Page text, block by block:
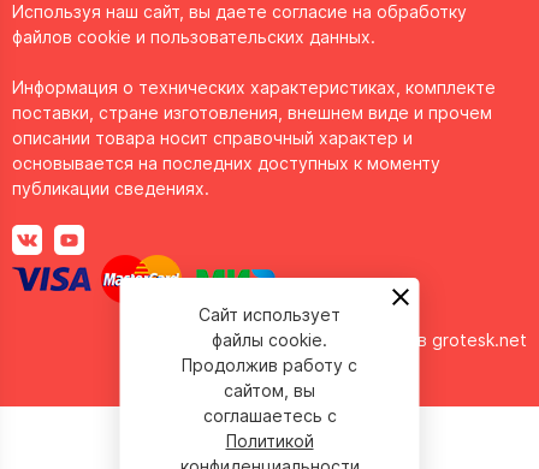
Используя наш сайт, вы даете согласие на обработку
файлов cookie и пользовательских данных.
Информация о технических характеристиках, комплекте
поставки, стране изготовления, внешнем виде и прочем
описании товара носит справочный характер и
основывается на последних доступных к моменту
публикации сведениях.
Сделано в grotesk.net
Сайт использует
файлы cookie.
Продолжив работу с
сайтом, вы
соглашаетесь с
Политикой